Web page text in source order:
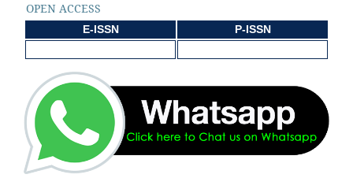
OPEN ACCESS
E-ISSN P-ISSN